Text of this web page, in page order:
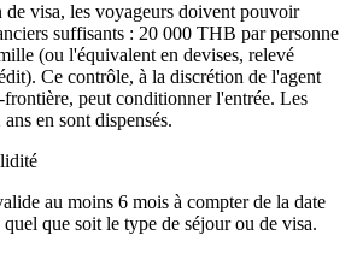
visa, les voyageurs doivent pouvoir
suffisants : 20 000 THB par personne
(ou l'équivalent en devises, relevé
Ce contrôle, à la discrétion de l'agent
peut conditionner l'entrée. Les
en sont dispensés.
au moins 6 mois à compter de la date
que soit le type de séjour ou de visa.